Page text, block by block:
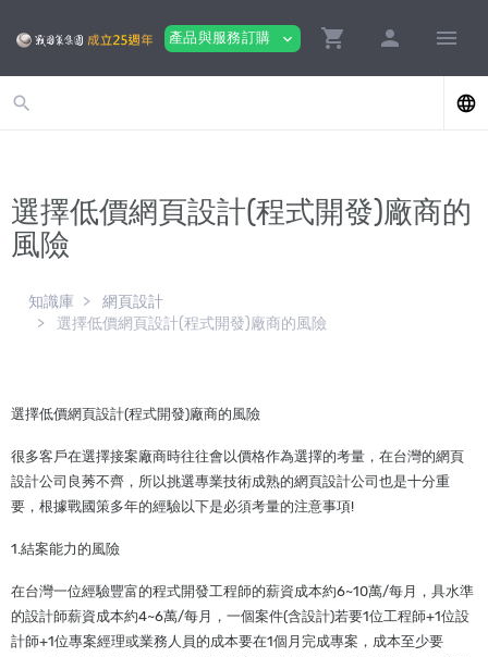
產品與服務訂購 expand_more shopping_cart person menu
search language
選擇低價網頁設計(程式開發)廠商的
風險
知識庫
網頁設計
選擇低價網頁設計(程式開發)廠商的風險
選擇低價網頁設計(程式開發)廠商的風險
很多客戶在選擇接案廠商時往往會以價格作為選擇的考量，在台灣的網頁
設計公司良莠不齊，所以挑選專業技術成熟的網頁設計公司也是十分重
要，根據戰國策多年的經驗以下是必須考量的注意事項!
1.結案能力的風險
在台灣一位經驗豐富的程式開發工程師的薪資成本約6~10萬/每月，具水準
的設計師薪資成本約4~6萬/每月，一個案件(含設計)若要1位工程師+1位設
計師+1位專案經理或業務人員的成本要在1個月完成專案，成本至少要